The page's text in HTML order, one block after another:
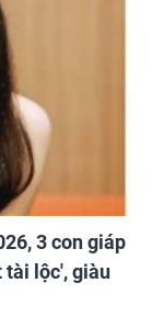
3 con giáp
tài lộc', giàu